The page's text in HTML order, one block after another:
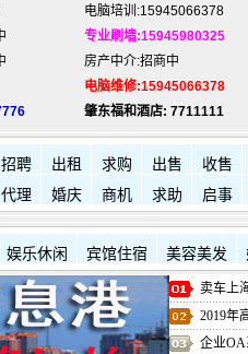
电脑培训:15945066378
专业刷墙:15945980325
房产中介:招商中
电脑维修:15945066378
肇东福和酒店: 7711111
招聘 出租 求购 出售
收售
代理 婚庆 商机 求助 启事
娱乐休闲 宾馆住宿 美容美发
卖车上
2019年
企业OA